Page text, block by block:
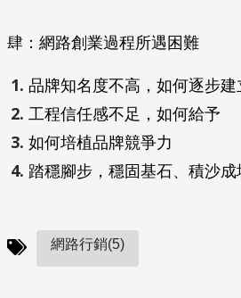
肆：網路創業過程所遇困難
品牌知名度不高，如何逐步建
工程信任感不足，如何給予
如何培植品牌競爭力
踏穩腳步，穩固基石、積沙成
網路行銷(5)